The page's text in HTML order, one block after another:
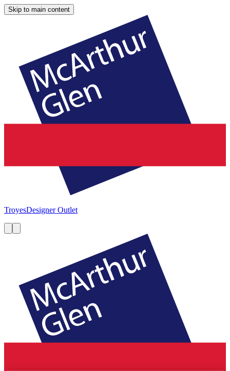
Skip to main content
TroyesDesigner Outlet